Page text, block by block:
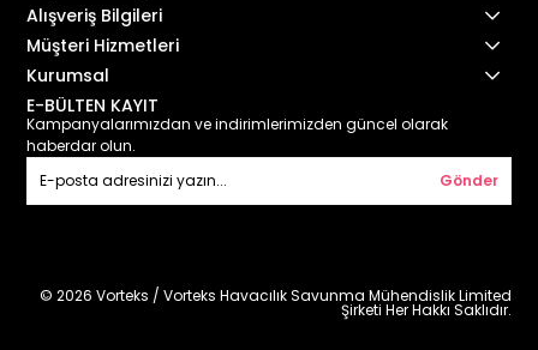
Alışveriş Bilgileri
Müşteri Hizmetleri
Kurumsal
E-BÜLTEN KAYIT
Kampanyalarımızdan ve indirimlerimizden güncel olarak
haberdar olun.
Gönder
© 2026 Vorteks / Vorteks Havacılık Savunma Mühendislik Limited
Şirketi Her Hakkı Saklıdır.